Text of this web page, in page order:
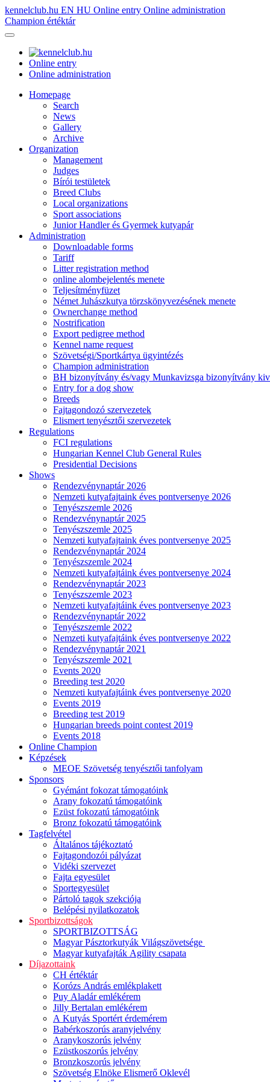
kennelclub.hu EN HU Online entry Online administration
Champion értéktár
Online entry
Online administration
Homepage
Search
News
Gallery
Archive
Organization
Management
Judges
Bírói testületek
Breed Clubs
Local organizations
Sport associations
Junior Handler és Gyermek kutyapár
Administration
Downloadable forms
Tariff
Litter registration method
online alombejelentés menete
Teljesítményfüzet
Német Juhászkutya törzskönyvezésének menete
Ownerchange method
Nostrification
Export pedigree method
Kennel name request
Szövetségi/Sportkártya ügyintézés
Champion administration
BH bizonyítvány és/vagy Munkavizsga bizonyítvány
Entry for a dog show
Breeds
Fajtagondozó szervezetek
Elismert tenyésztői szervezetek
Regulations
FCI regulations
Hungarian Kennel Club General Rules
Presidential Decisions
Shows
Rendezvénynaptár 2026
Nemzeti kutyafajtaink éves pontversenye 2026
Tenyészszemle 2026
Rendezvénynaptár 2025
Tenyészszemle 2025
Nemzeti kutyafajtaink éves pontversenye 2025
Rendezvénynaptár 2024
Tenyészszemle 2024
Nemzeti kutyafajtáink éves pontversenye 2024
Rendezvénynaptár 2023
Tenyészszemle 2023
Nemzeti kutyafajtáink éves pontversenye 2023
Rendezvénynaptár 2022
Tenyészszemle 2022
Nemzeti kutyafajtáink éves pontversenye 2022
Rendezvénynaptár 2021
Tenyészszemle 2021
Events 2020
Breeding test 2020
Nemzeti kutyafajtáink éves pontversenye 2020
Events 2019
Breeding test 2019
Hungarian breeds point contest 2019
Events 2018
Online Champion
Képzések
MEOE Szövetség tenyésztői tanfolyam
Sponsors
Gyémánt fokozat támogatóink
Arany fokozatú támogatóink
Ezüst fokozatú támogatóink
Bronz fokozatú támogatóink
Tagfelvétel
Általános tájékoztató
Fajtagondozói pályázat
Vidéki szervezet
Fajta egyesület
Sportegyesület
Pártoló tagok szekciója
Belépési nyilatkozatok
Sportbizottságok
SPORTBIZOTTSÁG
Magyar Pásztorkutyák Világszövetsége
Magyar kutyafajták Agility csapata
Díjazottaink
CH értéktár
Korózs András emlékplakett
Puy Aladár emlékérem
Jilly Bertalan emlékérem
A Kutyás Sportért érdemérem
Babérkoszorús aranyjelvény
Aranykoszorús jelvény
Ezüstkoszorús jelvény
Bronzkoszorús jelvény
Szövetség Elnöke Elismerő Oklevél